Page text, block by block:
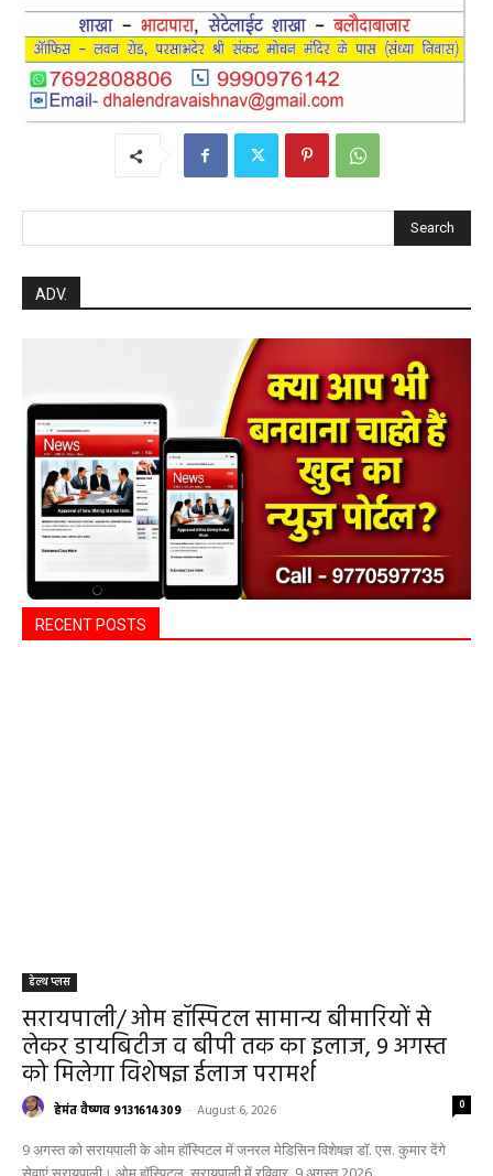
Search
ADV.
RECENT POSTS
हेल्थ प्लस
सरायपाली/ ओम हॉस्पिटल सामान्य बीमारियों से
लेकर डायबिटीज व बीपी तक का इलाज, 9 अगस्त
को मिलेगा विशेषज्ञ ईलाज परामर्श
हेमंत वैष्णव 9131614309 - August 6, 2026 0
9 अगस्त को सरायपाली के ओम हॉस्पिटल में जनरल मेडिसिन विशेषज्ञ डॉ. एस. कुमार देंगे